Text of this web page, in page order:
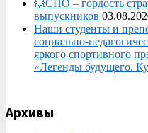
💥СПО – гордость
выпускников
Наши студенты и
яркого спортивного
«Легенды будущего.
Архивы